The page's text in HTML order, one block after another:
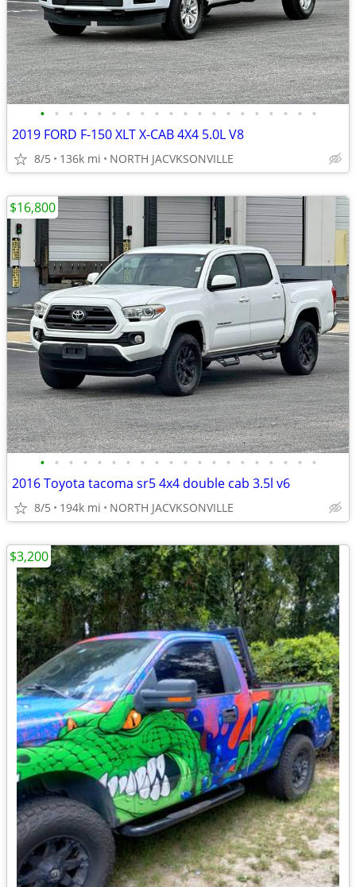
• • • • • • • • • • • • • • • • • • • •
2019 FORD F-150 XLT X-CAB 4X4 5.0L V8
8/5 136k mi NORTH JACVKSONVILLE
• • • • • • • • • • • • • • • • • • • •
2016 Toyota tacoma sr5 4x4 double cab 3.5l v6
8/5 194k mi NORTH JACVKSONVILLE
$16,800
$3,200